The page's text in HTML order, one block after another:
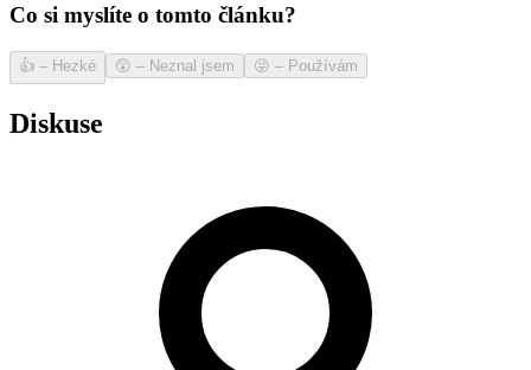
Co si myslíte o tomto článku?
👍 – Hezké 😲 – Neznal jsem 😝 – Používám
Diskuse